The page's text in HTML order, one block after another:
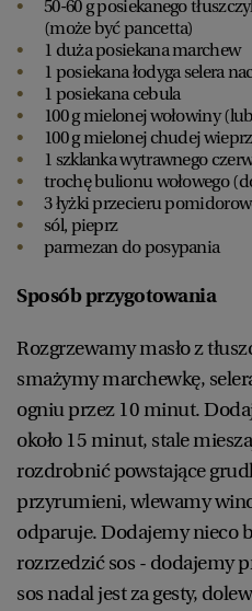
50-60 g posiekanego
(może być pancetta)
1 duża posiekana marchew
1 posiekana łodyga selera
1 posiekana cebula
100 g mielonej wołowiny
100 g mielonej chudej
1 szklanka wytrawnego
trochę bulionu wołowego
3 łyżki przecieru
sól, pieprz
parmezan do posypania
Sposób przygotowania
Rozgrzewamy masło z
smażymy marchewkę,
ogniu przez 10 minut.
około 15 minut, stale
rozdrobnić powstające
przyrumieni, wlewamy
odparuje. Dodajemy nieco
rozrzedzić sos - dodajemy
sos nadal jest za gesty,